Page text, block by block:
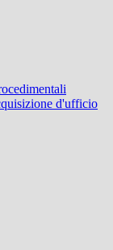
d'ufficio